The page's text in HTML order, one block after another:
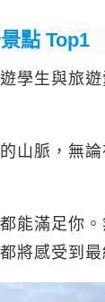
點 Top1
遊學生與旅
山脈，無
能滿足你
將感受到